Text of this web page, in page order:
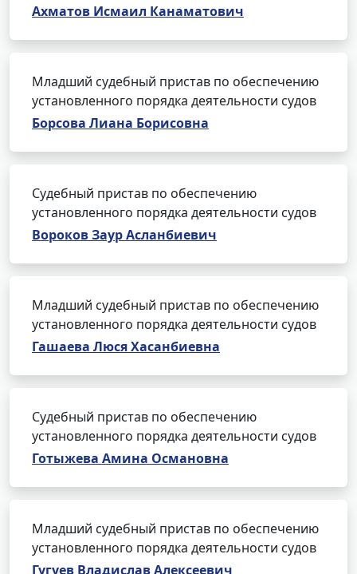
Ахматов Исмаил Канаматович
Младший судебный пристав по обеспечению
установленного порядка деятельности судов
Борсова Лиана Борисовна
Судебный пристав по обеспечению
установленного порядка деятельности судов
Вороков Заур Асланбиевич
Младший судебный пристав по обеспечению
установленного порядка деятельности судов
Гашаева Люся Хасанбиевна
Судебный пристав по обеспечению
установленного порядка деятельности судов
Готыжева Амина Османовна
Младший судебный пристав по обеспечению
установленного порядка деятельности судов
Гугуев Владислав Алексеевич